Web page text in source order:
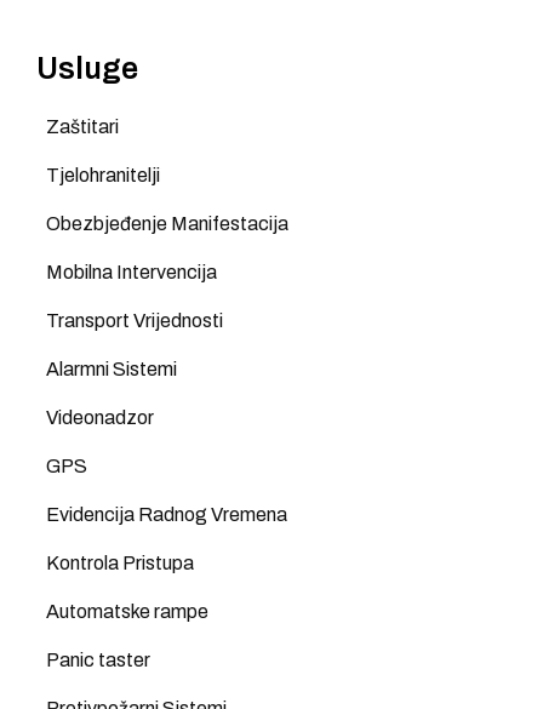
Usluge
Zaštitari
Tjelohranitelji
Obezbjeđenje Manifestacija
Mobilna Intervencija
Transport Vrijednosti
Alarmni Sistemi
Videonadzor
GPS
Evidencija Radnog Vremena
Kontrola Pristupa
Automatske rampe
Panic taster